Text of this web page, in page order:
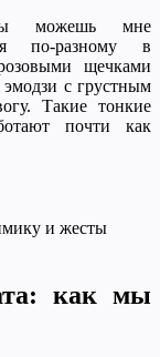
можешь мне
по-разному в
щечками
с грустным
Такие тонкие
почти как
и жесты
как мы